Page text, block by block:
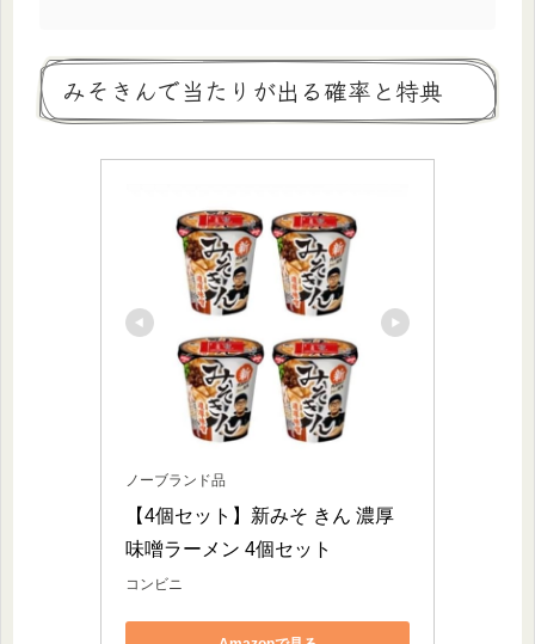
みそきんで当たりが出る確率と特典
ノーブランド品
【4個セット】新みそ きん 濃厚
味噌ラーメン 4個セット
コンビニ